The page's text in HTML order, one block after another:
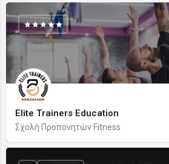
Elite Trainers Education
Σχολή Προπονητών Fitness